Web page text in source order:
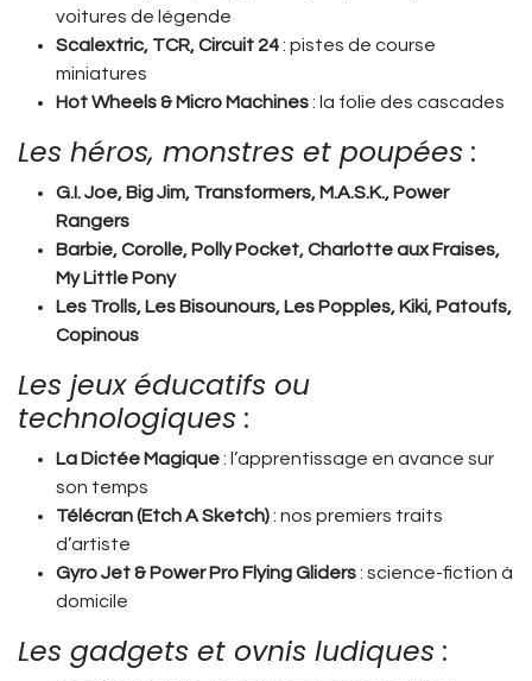
voitures de légende
Scalextric, TCR, Circuit 24: pistes de course
miniatures
Hot Wheels & Micro Machines: la folie des cascades
Les héros, monstres et poupées :
G.I. Joe, Big Jim, Transformers, M.A.S.K., Power
Rangers
Barbie, Corolle, Polly Pocket, Charlotte aux Fraises,
My Little Pony
Les Trolls, Les Bisounours, Les Popples, Kiki, Patoufs,
Copinous
Les jeux éducatifs ou
technologiques :
La Dictée Magique: l’apprentissage en avance sur
son temps
Télécran (Etch A Sketch): nos premiers traits
d’artiste
Gyro Jet & Power Pro Flying Gliders: science-fiction à
domicile
Les gadgets et ovnis ludiques :